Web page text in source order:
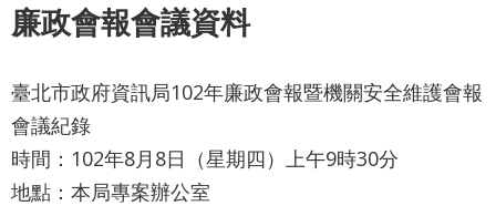
平
權
公
告
資
訊
廉政會報會議資料
臺北市政府資訊局102年廉政會報暨機關安全維護會報
會議紀錄
時間：102年8月8日（星期四）上午9時30分
地點：本局專案辦公室